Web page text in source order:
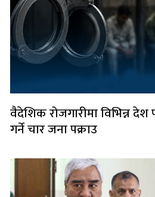
वैदेशिक रोजगारीमा विभिन्न
गर्ने चार जना पक्राउ